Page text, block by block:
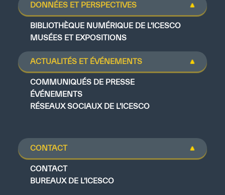
DONNÉES ET PERSPECTIVES
BIBLIOTHÈQUE NUMÉRIQUE DE L’ICESCO
MUSÉES ET EXPOSITIONS
ACTUALITÉS ET ÉVÉNEMENTS
COMMUNIQUÉS DE PRESSE
ÉVÉNEMENTS
RÉSEAUX SOCIAUX DE L’ICESCO
CONTACT
CONTACT
BUREAUX DE L’ICESCO